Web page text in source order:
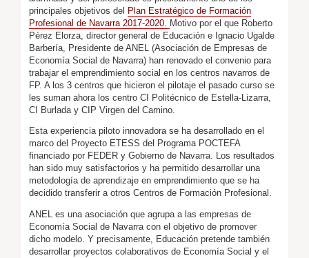
principales objetivos del Plan Estratégico de Formación
Profesional de Navarra 2017-2020. Motivo por el que Roberto
Pérez Elorza, director general de Educación e Ignacio Ugalde
Barbería, Presidente de ANEL (Asociación de Empresas de
Economía Social de Navarra) han renovado el convenio para
trabajar el emprendimiento social en los centros navarros de
FP. A los 3 centros que hicieron el pilotaje el pasado curso se
les suman ahora los centro CI Politécnico de Estella-Lizarra,
CI Burlada y CIP Virgen del Camino.
Esta experiencia piloto innovadora se ha desarrollado en el
marco del Proyecto ETESS del Programa POCTEFA
financiado por FEDER y Gobierno de Navarra. Los resultados
han sido muy satisfactorios y ha permitido desarrollar una
metodología de aprendizaje en emprendimiento que se ha
decidido transferir a otros Centros de Formación Profesional.
ANEL es una asociación que agrupa a las empresas de
Economía Social de Navarra con el objetivo de promover
dicho modelo. Y precisamente, Educación pretende también
desarrollar proyectos colaborativos de Economía Social y el